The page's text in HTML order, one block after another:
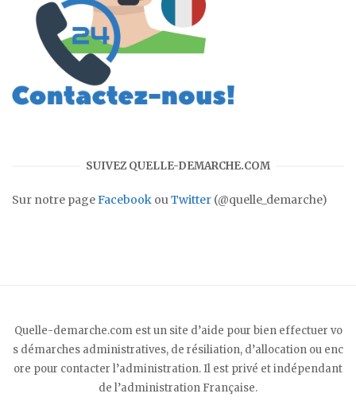
SUIVEZ QUELLE-DEMARCHE.COM
Sur notre pageFacebook ouTwitter (@quelle_demarche)
Quelle-demarche.com est un site d’aide pour bien effectuer vo
s démarches administratives, de résiliation, d’allocation ou enc
ore pour contacter l’administration. Il est privé et indépendant
de l’administration Française.